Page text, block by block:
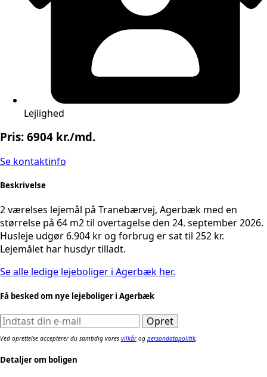
Lejlighed
Pris: 6904 kr./md.
Se kontaktinfo
Beskrivelse
2 værelses lejemål på Tranebærvej, Agerbæk med en
størrelse på 64 m2 til overtagelse den 24. september 2026.
Husleje udgør 6.904 kr og forbrug er sat til 252 kr.
Lejemålet har husdyr tilladt.
Se alle ledige lejeboliger i Agerbæk her.
Få besked om nye lejeboliger i Agerbæk
Ved oprettelse accepterer du samtidig vores vilkårog persondatapolitik
Detaljer om boligen